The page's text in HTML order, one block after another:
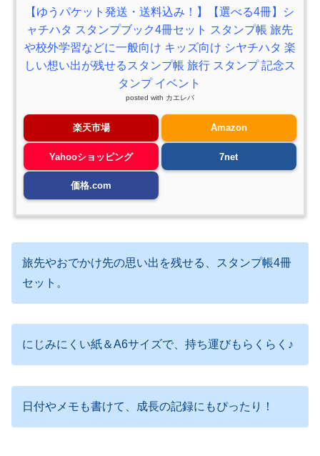
【ゆうパケット発送・送料込み！】【選べる4冊】シ
ャチハタ スタンプブック4冊セット スタンプ帳 旅先
や校外学習などに一般向け キッズ向け シヤチハタ 楽
しい想い出が残せるスタンプ帳 旅行 スタンプ 記念ス
タンプ イベント
posted with カエレバ
楽天市場 Amazon
Yahooショッピング 7net
価格.com
旅先やおでかけ先の思い出を残せる、スタンプ帳4冊
セット。
にじみにくい紙＆A6サイズで、持ち運びもらくらく♪
日付やメモも書けて、成長の記録にもぴったり！